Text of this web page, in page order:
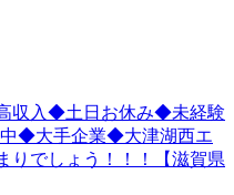
収入◆土日お休み◆未経験
中◆大手企業◆大津湖西エ
りでしょう！！！【滋賀県